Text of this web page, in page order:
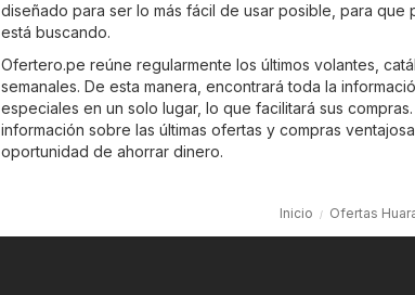
diseñado para ser lo más fácil de usar posible, para
está buscando.
Ofertero.pe reúne regularmente los últimos volantes,
semanales. De esta manera, encontrará toda la
especiales en un solo lugar, lo que facilitará sus
información sobre las últimas ofertas y compras
oportunidad de ahorrar dinero.
Inicio Ofertas